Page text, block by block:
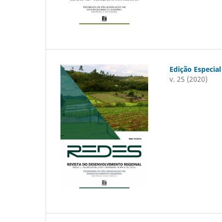
Edição
v. 25 (2020)